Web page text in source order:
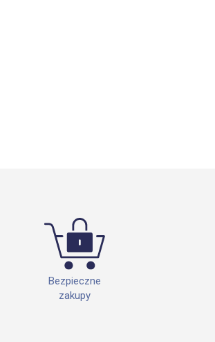
Bezpieczne
zakupy